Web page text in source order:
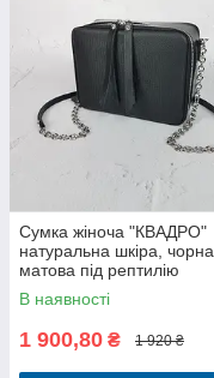
Сумка жіноча "КВАДРО"
натуральна шкіра, чорна
матова під рептилію
В наявності
1 900,80 ₴ 1 920 ₴